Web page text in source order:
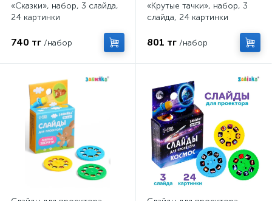
«Сказки», набор, 3 слайда,
24 картинки
740 тг /набор
«Крутые тачки», набор, 3
слайда, 24 картинки
801 тг /набор